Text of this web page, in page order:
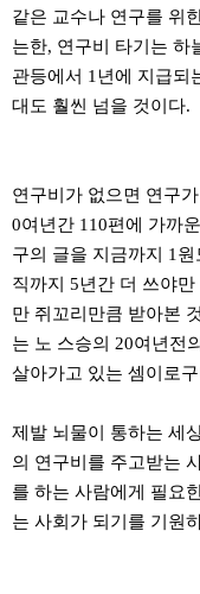
같은 교수나 연구를 위
는한, 연구비 타기는 하
관등에서 1년에 지급되
대도 훨씬 넘을 것이다.
연구비가 없으면 연구
0여년간 110편에 가까
구의 글을 지금까지 1
직까지 5년간 더 쓰야
만 쥐꼬리만큼 받아본
는 노 스승의 20여년전
살아가고 있는 셈이로
제발 뇌물이 통하는 세
의 연구비를 주고받는
를 하는 사람에게 필요
는 사회가 되기를 기원